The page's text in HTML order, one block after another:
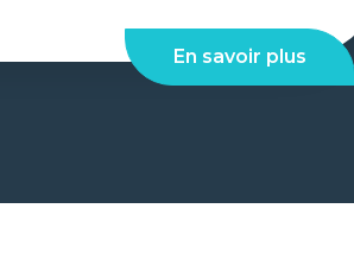
En savoir plus